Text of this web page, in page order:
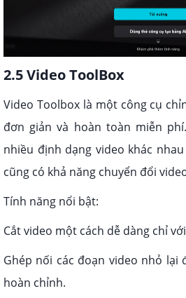
2.5 Video ToolBox
Video Toolbox là một công cụ
đơn giản và hoàn toàn miễn
nhiều định dạng video khác nhau
cũng có khả năng chuyển đổi
Tính năng nổi bật:
Cắt video một cách dễ dàng chỉ
Ghép nối các đoạn video nhỏ lại
hoàn chỉnh.